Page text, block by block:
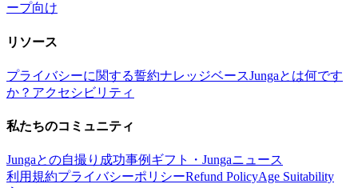
ープ向け
リソース
プライバシーに関する誓約ナレッジベースJungaとは何です
か？ アクセシビリティ
私たちのコミュニティ
Jungaとの自撮り 成功事例 ギフト・Jungaニュース
利用規約プライバシーポリシーRefund PolicyAge Suitability